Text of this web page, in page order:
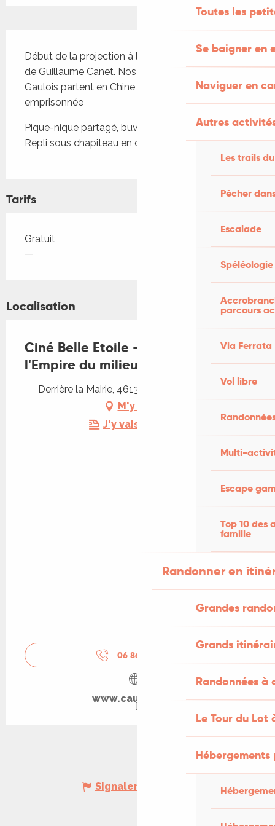
Toutes les
Se baigner en
Naviguer en
Autres
Les trails
Pêcher
Escalade
Spéléologie
parcours
Via Ferrata
Vol libre
Multi-
Escape
Top 10 des
famille
Randonner en
Grandes
Grands
Randonnées
Le Tour du Lot
Début de la projection à la tombée de la nuit. Film
de Guillaume Canet. Nos deux inséparables
Gaulois partent en Chine libérer l’impératrice
emprisonnée
Pique-nique partagé, buvette et vente desserts.
Repli sous chapiteau en cas de mauvais temps
Tarifs
Tarifs 2026
Gratuit
—
Localisation
Ciné Belle Etoile - Astérix et
l'Empire du milieu
Derrière la Mairie, 46130 Belmont-Bretenoux
M'y rendre
J'y vais en train !
06 86 66 61
www.cauvaldor.fr
Signaler une erreur